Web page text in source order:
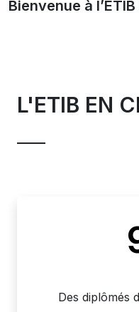
Bienvenue à l’ETIB
L'ETIB EN
Des diplômés